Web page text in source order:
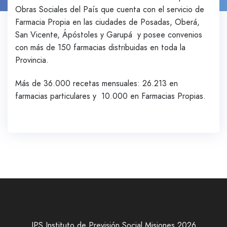
Obras Sociales del País que cuenta con el servicio de
Farmacia Propia en las ciudades de Posadas, Oberá,
San Vicente, Ápóstoles y Garupá y posee convenios
con más de 150 farmacias distribuidas en toda la
Provincia.
Más de 36.000 recetas mensuales: 26.213 en
farmacias particulares y 10.000 en Farmacias Propias.